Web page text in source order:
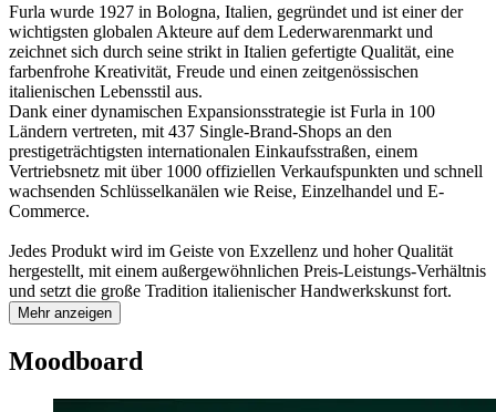
Furla wurde 1927 in Bologna, Italien, gegründet und ist einer der
wichtigsten globalen Akteure auf dem Lederwarenmarkt und
zeichnet sich durch seine strikt in Italien gefertigte Qualität, eine
farbenfrohe Kreativität, Freude und einen zeitgenössischen
italienischen Lebensstil aus.
Dank einer dynamischen Expansionsstrategie ist Furla in 100
Ländern vertreten, mit 437 Single-Brand-Shops an den
prestigeträchtigsten internationalen Einkaufsstraßen, einem
Vertriebsnetz mit über 1000 offiziellen Verkaufspunkten und schnell
wachsenden Schlüsselkanälen wie Reise, Einzelhandel und E-
Commerce.
Jedes Produkt wird im Geiste von Exzellenz und hoher Qualität
hergestellt, mit einem außergewöhnlichen Preis-Leistungs-Verhältnis
und setzt die große Tradition italienischer Handwerkskunst fort.
Mehr anzeigen
Moodboard